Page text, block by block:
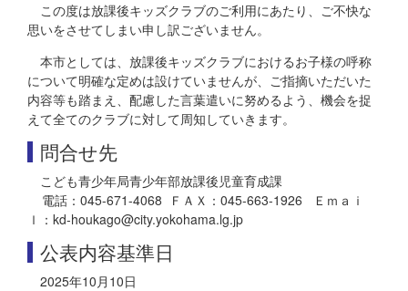
この度は放課後キッズクラブのご利用にあたり、ご不快な
思いをさせてしまい申し訳ございません。
本市としては、放課後キッズクラブにおけるお子様の呼称
について明確な定めは設けていませんが、ご指摘いただいた
内容等も踏まえ、配慮した言葉遣いに努めるよう、機会を捉
えて全てのクラブに対して周知していきます。
問合せ先
こども青少年局青少年部放課後児童育成課
電話：045-671-4068 ＦＡＸ：045-663-1926 Ｅｍａｉ
ｌ：kd-houkago@city.yokohama.lg.jp
公表内容基準日
2025年10月10日